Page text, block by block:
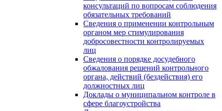
консультаций по вопросам соблюдения
обязательных требований
Сведения о применении контрольным
органом мер стимулирования
добросовестности контролируемых
лиц
Сведения о порядке досудебного
обжалования решений контрольного
органа, действий (бездействия) его
должностных лиц
Доклады о муниципальном контроле в
сфере благоустройства